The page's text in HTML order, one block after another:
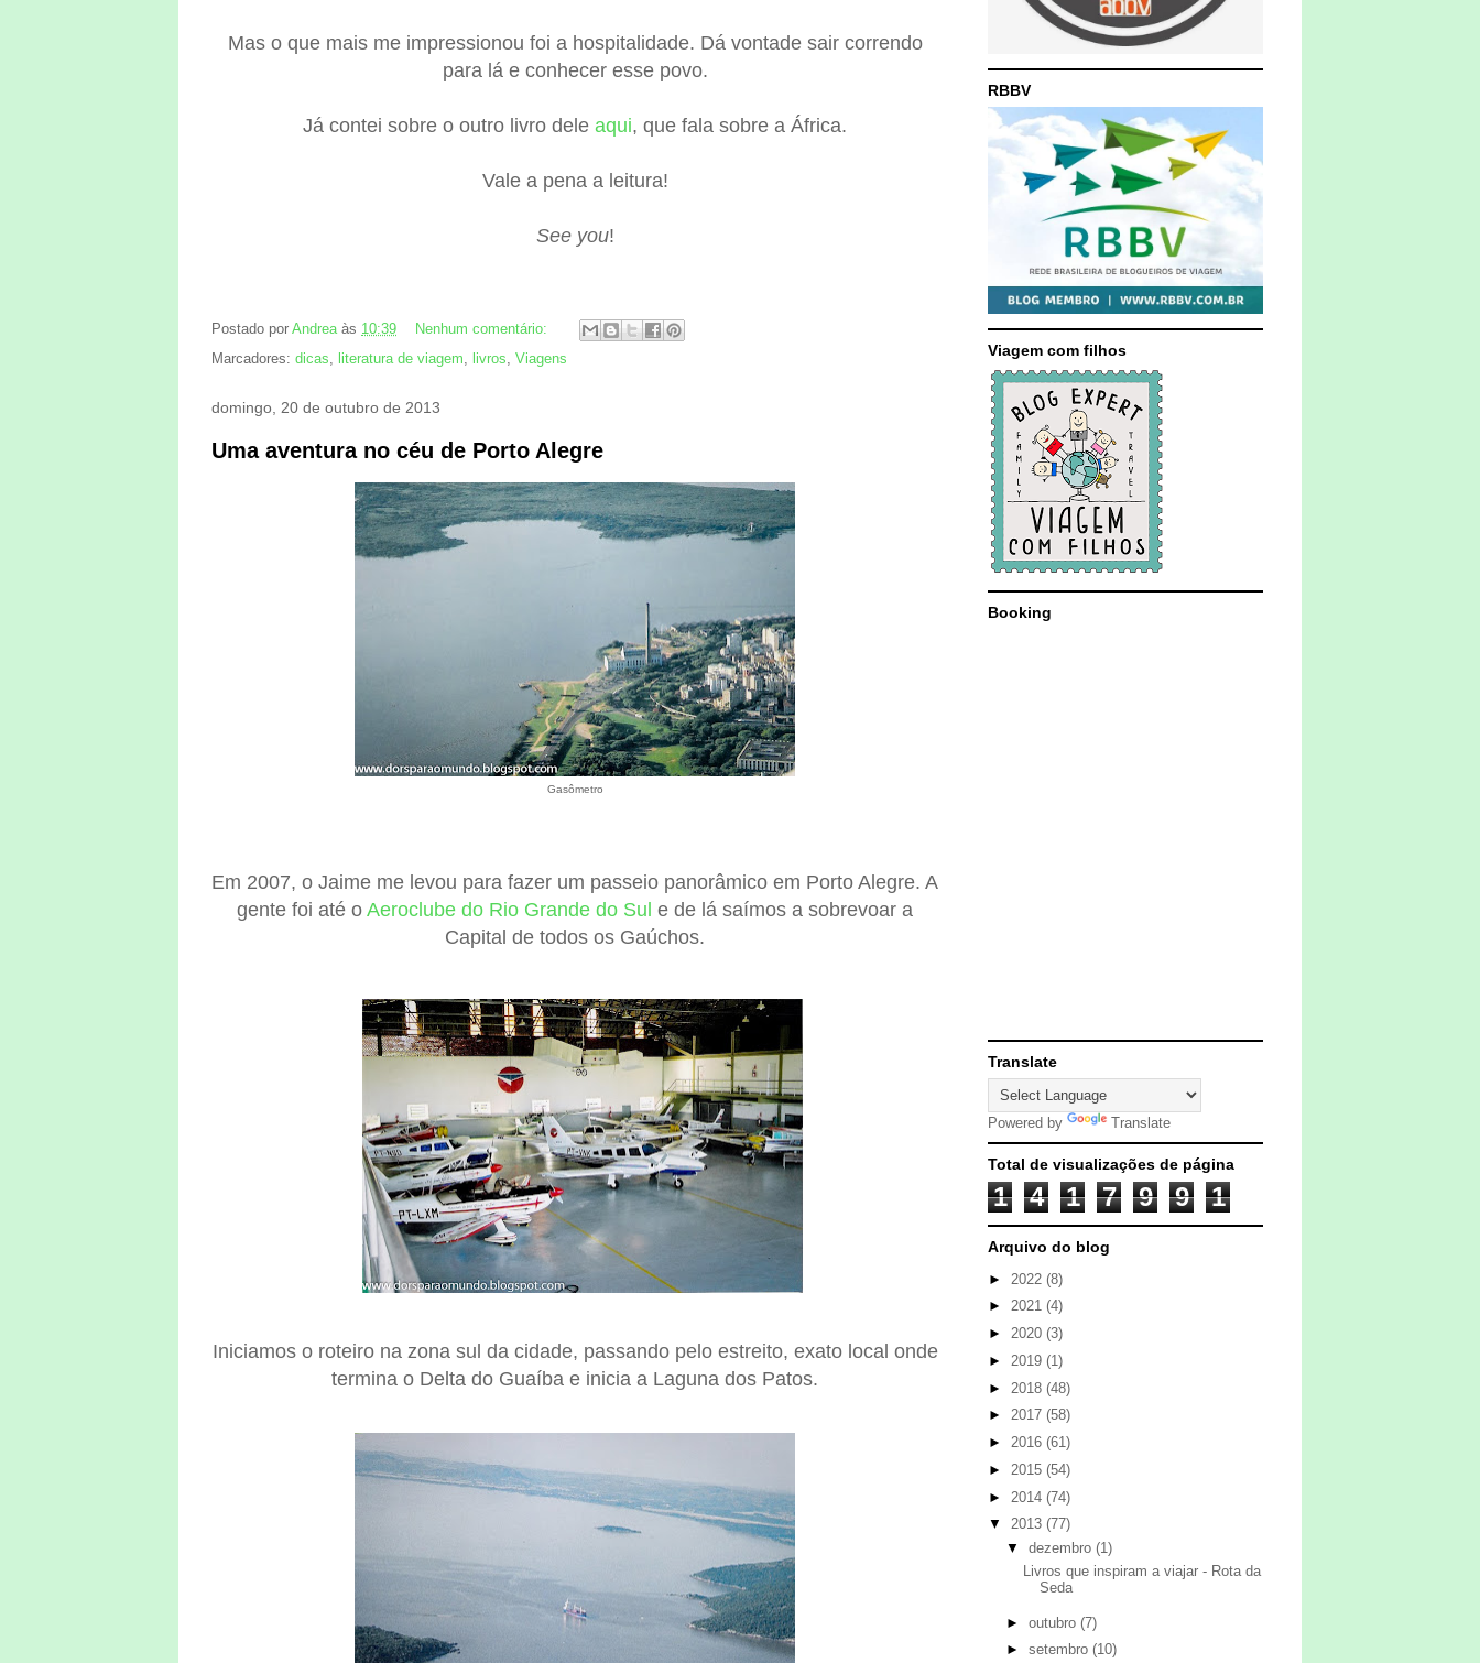
Mas o que mais me impressionou foi a hospitalidade. Dá vontade sair correndo
para lá e conhecer esse povo.
Já contei sobre o outro livro dele aqui, que fala sobre a África.
Vale a pena a leitura!
See you!
Postado por Andrea às 10:39
Nenhum comentário:
Marcadores: dicas, literatura de viagem, livros, Viagens
domingo, 20 de outubro de 2013
Uma aventura no céu de Porto Alegre
Gasômetro
Em 2007, o Jaime me levou para fazer um passeio panorâmico em Porto Alegre. A
gente foi até o Aeroclube do Rio Grande do Sul e de lá saímos a sobrevoar a
Capital de todos os Gaúchos.
Iniciamos o roteiro na zona sul da cidade, passando pelo estreito, exato local onde
termina o Delta do Guaíba e inicia a Laguna dos Patos.
RBBV
Viagem com filhos
Booking
Translate
Powered by Translate
Total de visualizações de página
1 4 1 7 9 9 1
Arquivo do blog
► 2022 (8)
► 2021 (4)
► 2020 (3)
► 2019 (1)
► 2018 (48)
► 2017 (58)
► 2016 (61)
► 2015 (54)
► 2014 (74)
▼ 2013 (77)
▼ dezembro (1)
Livros que inspiram a viajar - Rota da
Seda
► outubro (7)
► setembro (10)